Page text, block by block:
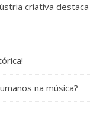
criativa destaca
na música?